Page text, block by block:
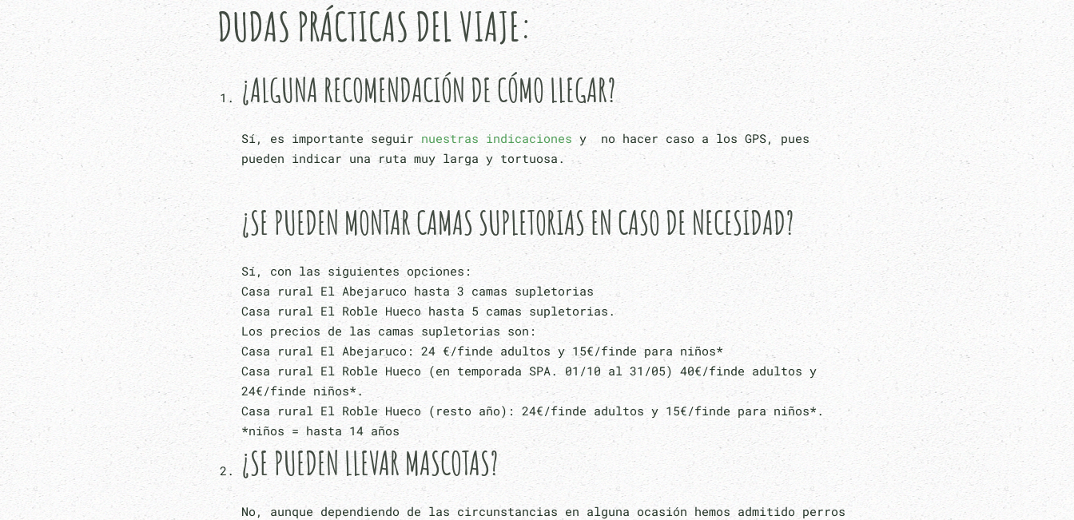
DUDAS PRÁCTICAS DEL VIAJE:
¿ALGUNA RECOMENDACIÓN DE CÓMO LLEGAR?
Sí, es importante seguir nuestras indicaciones y no hacer caso a los GPS, pues
pueden indicar una ruta muy larga y tortuosa.
¿SE PUEDEN MONTAR CAMAS SUPLETORIAS EN CASO DE NECESIDAD?
Sí, con las siguientes opciones:
Casa rural El Abejaruco hasta 3 camas supletorias
Casa rural El Roble Hueco hasta 5 camas supletorias.
Los precios de las camas supletorias son:
Casa rural El Abejaruco: 24 €/finde adultos y 15€/finde para niños*
Casa rural El Roble Hueco (en temporada SPA. 01/10 al 31/05) 40€/finde adultos y
24€/finde niños*.
Casa rural El Roble Hueco (resto año): 24€/finde adultos y 15€/finde para niños*.
*niños = hasta 14 años
¿SE PUEDEN LLEVAR MASCOTAS?
No, aunque dependiendo de las circunstancias en alguna ocasión hemos admitido perros